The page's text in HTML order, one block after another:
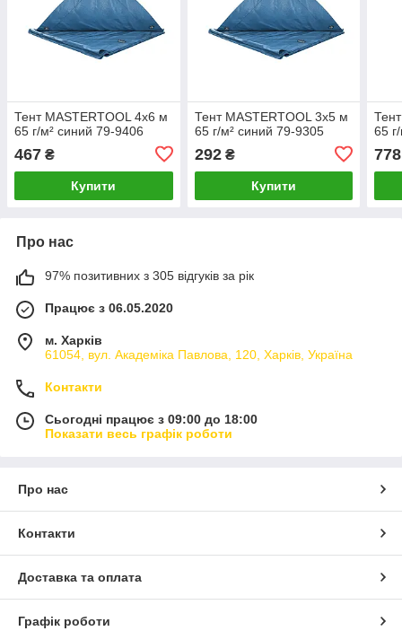
Тент MASTERTOOL 4х6 м
65 г/м² синий 79-9406
467 ₴
Купити
Тент MASTERTOOL 3х5 м
65 г/м² синий 79-9305
292₴
Купити
65
778
Про нас
97% позитивних з 305 відгуків за рік
Працює з 06.05.2020
м. Харків
61054, вул. Академіка Павлова, 120, Харків, Україна
Контакти
Сьогодні працює з 09:00 до 18:00
Показати весь графік роботи
Про нас
Контакти
Доставка та оплата
Графік роботи